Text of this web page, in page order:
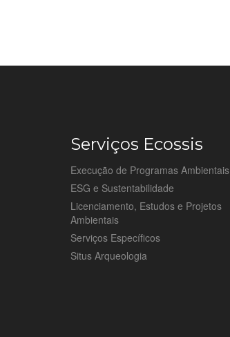
Serviços Ecossis
Execução de Programas Ambientais
ESG e Sustentabilidade
Licenciamento, Estudos e Projetos
Ambientais
Serviços Específicos
Situs Arqueologia